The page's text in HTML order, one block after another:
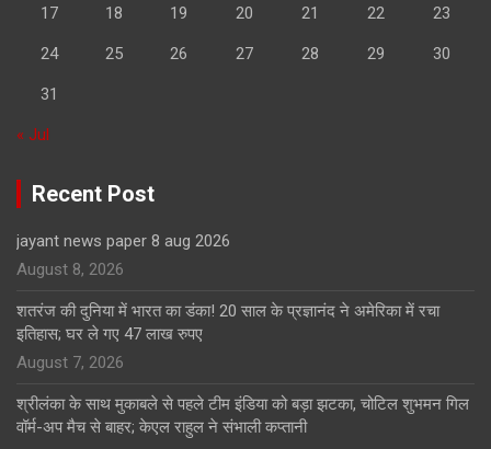
17 18 19 20 21 22 23
24 25 26 27 28 29 30
31
« Jul
Recent Post
jayant news paper 8 aug 2026
August 8, 2026
शतरंज की दुनिया में भारत का डंका! 20 साल के प्रज्ञानंद ने अमेरिका में रचा
इतिहास; घर ले गए 47 लाख रुपए
August 7, 2026
श्रीलंका के साथ मुकाबले से पहले टीम इंडिया को बड़ा झटका, चोटिल शुभमन गिल
वॉर्म-अप मैच से बाहर; केएल राहुल ने संभाली कप्तानी